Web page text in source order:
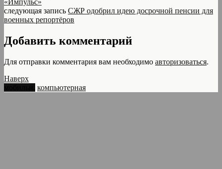
следующая запись СЖР одобрил идею досрочной пенсии для
военных репортёров
Добавить комментарий
Для отправки комментария вам необходимо авторизоваться.
Наверх
компьютерная